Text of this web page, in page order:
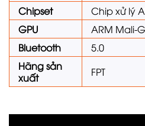
Chipset
Chip xử lý
GPU
ARM Mali-
Bluetooth
5.0
Hãng sản
xuất
FPT